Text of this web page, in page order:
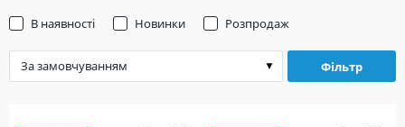
Фільтр
В наявності Новинки Розпродаж